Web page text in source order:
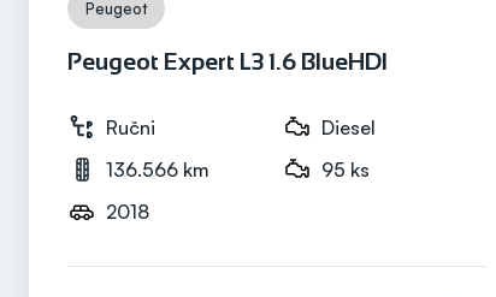
Mjenjač
Peugeot
Peugeot Expert L3 1.6 BlueHDI
Ručni
Diesel
136.566 km
95 ks
2018